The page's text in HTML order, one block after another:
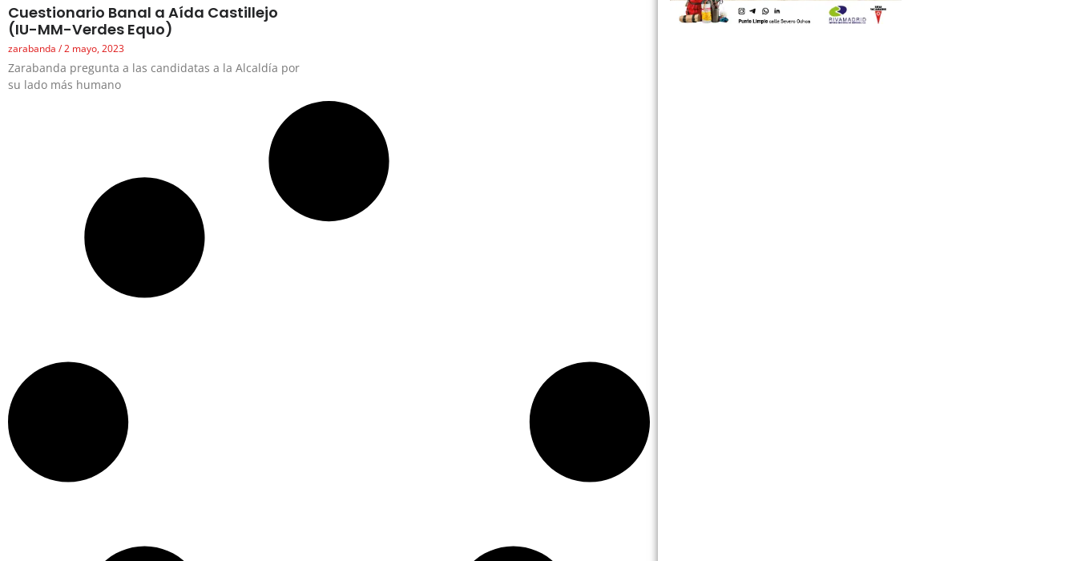
Cuestionario Banal a Aída Castillejo
(IU-MM-Verdes Equo)
zarabanda 2 mayo, 2023
Zarabanda pregunta a las candidatas a la Alcaldía por
su lado más humano